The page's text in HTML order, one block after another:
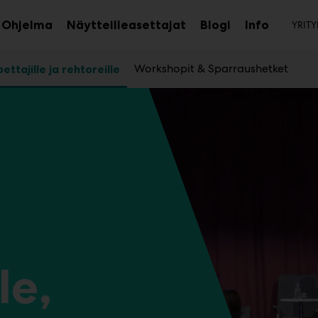
ja rehtoreille Workshopit & Sparraushetket
Ohjelma NäytteilleasettajatAvaaBlogi InfoAvaa